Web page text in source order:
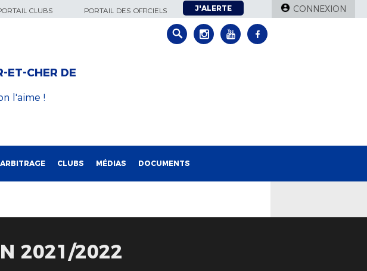
CLUBS PORTAIL DES OFFICIELS J'ALERTE CONNEXION
ET-CHER DE
l'aime !
ARBITRAGE CLUBS MÉDIAS DOCUMENTS
2021/2022